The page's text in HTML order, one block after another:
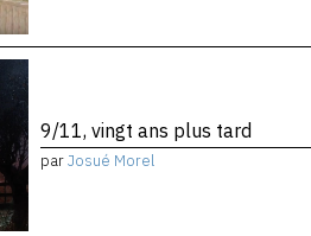
9/11, vingt ans plus tard
parJosué Morel